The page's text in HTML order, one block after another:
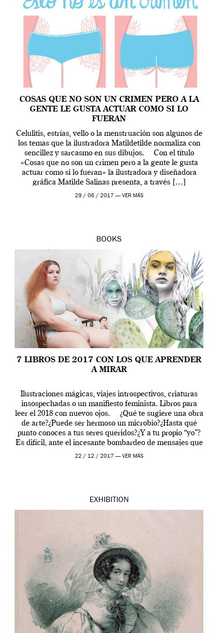
COSAS QUE NO SON UN CRIMEN PERO A LA
GENTE LE GUSTA ACTUAR COMO SI LO
FUERAN
Celulitis, estrías, vello o la menstruación son algunos de
los temas que la ilustradora Matildetilde normaliza con
sencillez y sarcasmo en sus dibujos. Con el título
«Cosas que no son un crimen pero a la gente le gusta
actuar como si lo fueran» la ilustradora y diseñadora
gráfica Matilde Salinas presenta, a través […]
29 / 06 / 2017 — VER MÁS
BOOKS
7 LIBROS DE 2017 CON LOS QUE APRENDER
A MIRAR
Ilustraciones mágicas, viajes introspectivos, criaturas
insospechadas o un manifiesto feminista. Libros para
leer el 2018 con nuevos ojos. ¿Qué te sugiere una obra
de arte?¿Puede ser hermoso un microbio?¿Hasta qué
punto conoces a tus seres queridos?¿Y a tu propio “yo”?
Es difícil, ante el incesante bombardeo de mensajes que
pretenden decirnos qué pensar, […]
22 / 12 / 2017 — VER MÁS
EXHIBITION